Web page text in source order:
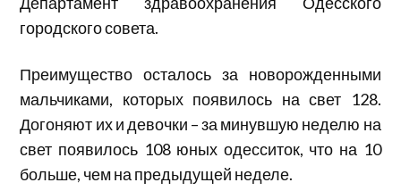
городского совета.
Преимущество осталось за новорожденными
мальчиками, которых появилось на свет 128.
Догоняют их и девочки – за минувшую неделю на
свет появилось 108 юных одесситок, что на 10
больше, чем на предыдущей неделе.